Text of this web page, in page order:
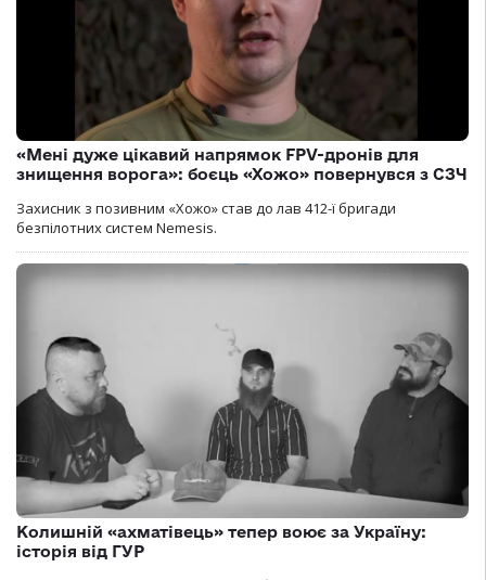
«Мені дуже цікавий напрямок FPV-дронів для
знищення ворога»: боєць «Хожо» повернувся з СЗЧ
Захисник з позивним «Хожо» став до лав 412-ї бригади
безпілотних систем Nemesis.
Колишній «ахматівець» тепер воює за Україну:
історія від ГУР